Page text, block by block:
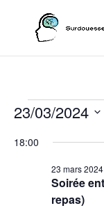
23
mars
2024
23/03/2024
une
18:00
Soirée
repas)
23 mars